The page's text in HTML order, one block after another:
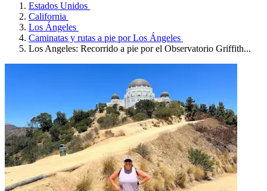
Estados Unidos
California
Los Ángeles
Caminatas y rutas a pie por Los Ángeles
Los Angeles: Recorrido a pie por el Observatorio Griffith...